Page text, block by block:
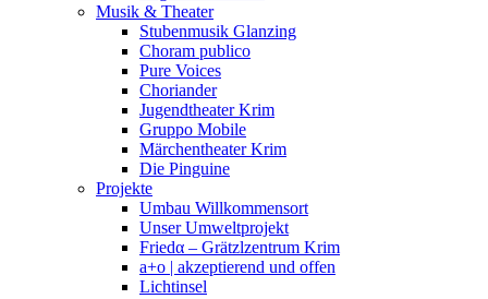
Musik & Theater
Stubenmusik Glanzing
Choram publico
Pure Voices
Choriander
Jugendtheater Krim
Gruppo Mobile
Märchentheater Krim
Die Pinguine
Projekte
Umbau Willkommensort
Unser Umweltprojekt
Friedα – Grätzlzentrum Krim
a+o | akzeptierend und offen
Lichtinsel